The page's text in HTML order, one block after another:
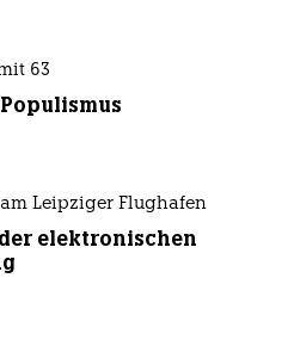
63
Leipziger Flughafen
elektronischen